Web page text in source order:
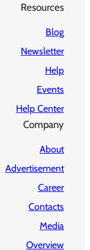
Resources
Blog
Newsletter
Help
Events
Help Center
Company
About
Advertisement
Career
Contacts
Media
Overview